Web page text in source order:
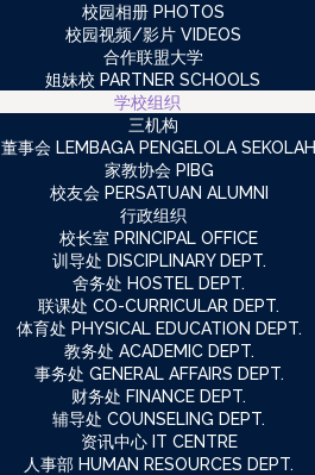
校园相册 PHOTOS
校园视频/影片 VIDEOS
合作联盟大学
姐妹校 PARTNER SCHOOLS
学校组织
三机构
董事会 LEMBAGA PENGELOLA SEKOLAH
家教协会 PIBG
校友会 PERSATUAN ALUMNI
行政组织
校长室 PRINCIPAL OFFICE
训导处 DISCIPLINARY DEPT.
舍务处 HOSTEL DEPT.
联课处 CO-CURRICULAR DEPT.
体育处 PHYSICAL EDUCATION DEPT.
教务处 ACADEMIC DEPT.
事务处 GENERAL AFFAIRS DEPT.
财务处 FINANCE DEPT.
辅导处 COUNSELING DEPT.
资讯中心 IT CENTRE
人事部 HUMAN RESOURCES DEPT.